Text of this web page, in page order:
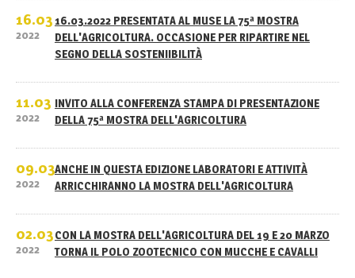
16.03
2022
16.03.2022 PRESENTATA AL MUSE LA 75ª MOSTRA
DELL'AGRICOLTURA. OCCASIONE PER RIPARTIRE NEL
SEGNO DELLA SOSTENIIBILITÀ
11.03
2022
INVITO ALLA CONFERENZA STAMPA DI PRESENTAZIONE
DELLA 75ª MOSTRA DELL'AGRICOLTURA
09.03
2022
ANCHE IN QUESTA EDIZIONE LABORATORI E ATTIVITÀ
ARRICCHIRANNO LA MOSTRA DELL'AGRICOLTURA
02.03
2022
CON LA MOSTRA DELL'AGRICOLTURA DEL 19 E 20 MARZO
TORNA IL POLO ZOOTECNICO CON MUCCHE E CAVALLI